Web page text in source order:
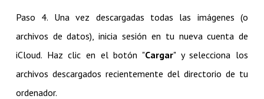
Paso 4. Una vez descargadas todas las imágenes (o
archivos de datos), inicia sesión en tu nueva cuenta de
iCloud. Haz clic en el botón "Cargar" y selecciona los
archivos descargados recientemente del directorio de tu
ordenador.